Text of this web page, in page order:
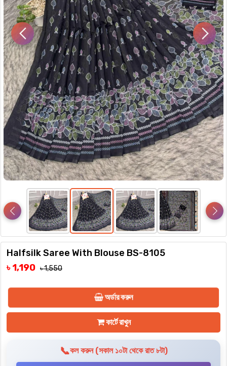
Halfsilk Saree With Blouse BS-8105
৳ 1,190 ৳ 1,550
অর্ডার করুন
কার্টে রাখুন
📞কল করুন (সকাল ১০টা থেকে রাত ৮টা)